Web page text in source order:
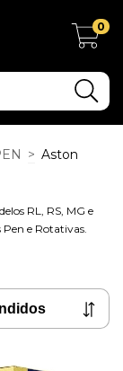
0
> Aston
RL, RS, MG e
e Rotativas.